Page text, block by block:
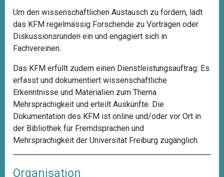
Um den wissenschaftlichen Austausch zu fördern, lädt
das KFM regelmässig Forschende zu Vorträgen oder
Diskussionsrunden ein und engagiert sich in
Fachvereinen.
Das KFM erfüllt zudem einen Dienstleistungsauftrag: Es
erfasst und dokumentiert wissenschaftliche
Erkenntnisse und Materialien zum Thema
Mehrsprachigkeit und erteilt Auskünfte. Die
Dokumentation des KFM ist online und/oder vor Ort in
der Bibliothek für Fremdsprachen und
Mehrsprachigkeit der Universität Freiburg zugänglich.
Organisation